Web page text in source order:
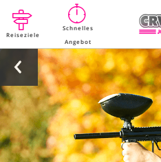
Reiseziele
Schnelles
Angebot